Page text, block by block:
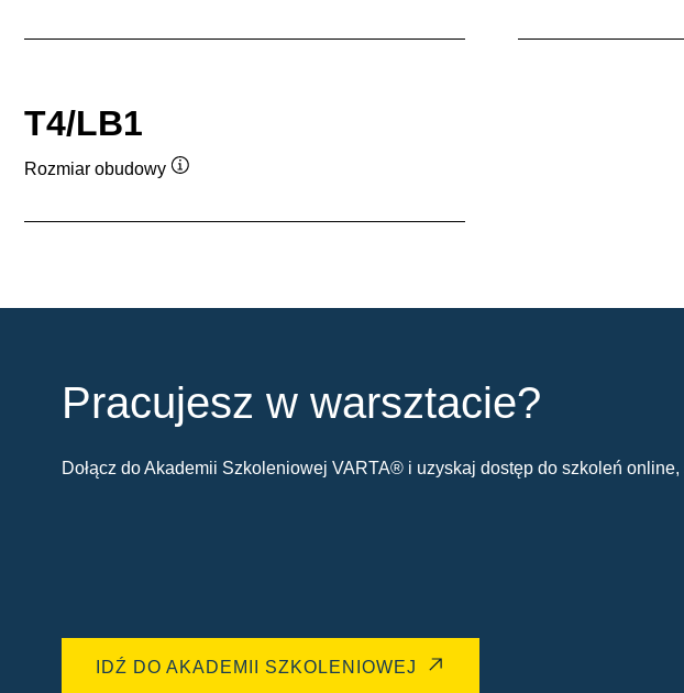
T4/LB1
Rozmiar obudowy
Pracujesz w warsztacie?
Dołącz do Akademii Szkoleniowej VARTA® i uzyskaj dostęp do szkoleń
IDŹ DO AKADEMII SZKOLENIOWEJ